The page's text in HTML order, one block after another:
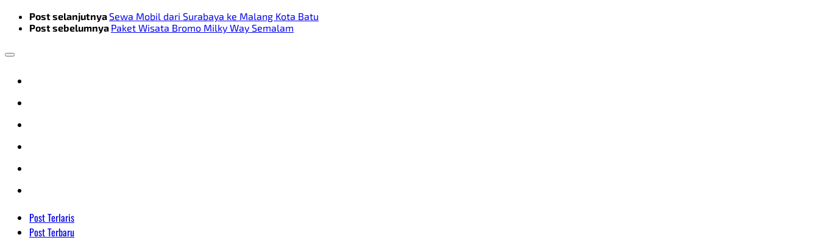
Post selanjutnyaSewa Mobil dari Surabaya ke Malang Kota Batu
Post sebelumnya Paket Wisata Bromo Milky Way Semalam
Post Terlaris
Post Terbaru